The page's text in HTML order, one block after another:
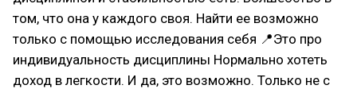
том, что она у каждого своя. Найти ее возможно
только с помощью исследования себя 📍Это про
индивидуальность дисциплины Нормально хотеть
доход в легкости. И да, это возможно. Только не с